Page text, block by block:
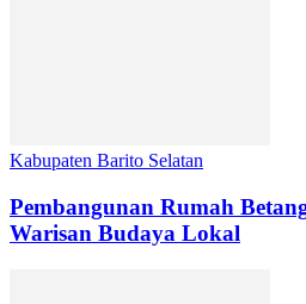
Kabupaten Barito Selatan
Pembangunan Rumah
Warisan Budaya Lokal